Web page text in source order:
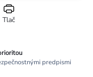
Tlač
predpismi